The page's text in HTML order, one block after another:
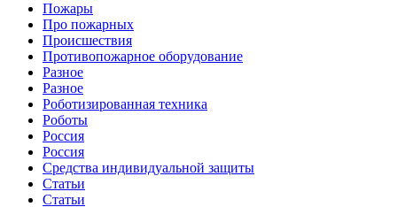
Пожары
Про пожарных
Происшествия
Противопожарное оборудование
Разное
Разное
Роботизированная техника
Роботы
Россия
Россия
Средства индивидуальной защиты
Статьи
Статьи